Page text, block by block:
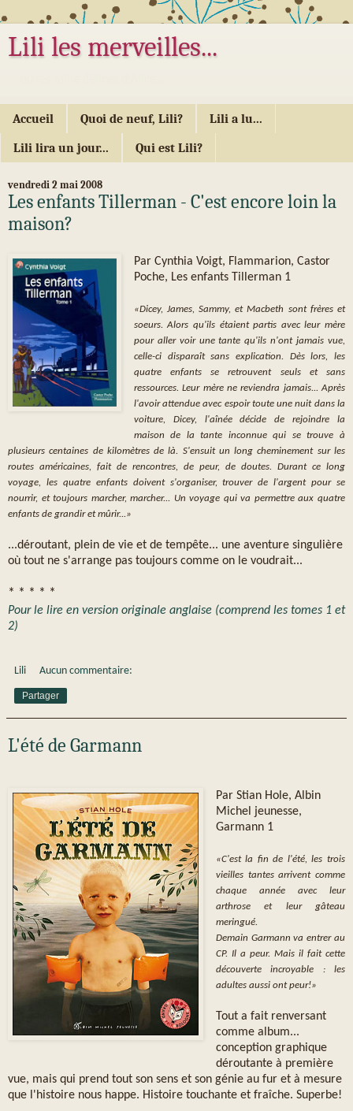
Lili les merveilles...
Accueil Quoi de neuf, Lili? Lili a lu...
Lili lira un jour... Qui est Lili?
vendredi 2 mai 2008
Les enfants Tillerman - C'est encore loin la
maison?
Par Cynthia Voigt, Flammarion, Castor
Poche, Les enfants Tillerman 1
«Dicey, James, Sammy, et Macbeth sont frères et
soeurs. Alors qu'ils étaient partis avec leur mère
pour aller voir une tante qu'ils n'ont jamais vue,
celle-ci disparaît sans explication. Dès lors, les
quatre enfants se retrouvent seuls et sans
ressources. Leur mère ne reviendra jamais... Après
l'avoir attendue avec espoir toute une nuit dans la
voiture, Dicey, l'aînée décide de rejoindre la
maison de la tante inconnue qui se trouve à
plusieurs centaines de kilomètres de là. S'ensuit un long cheminement sur les
routes américaines, fait de rencontres, de peur, de doutes. Durant ce long
voyage, les quatre enfants doivent s'organiser, trouver de l'argent pour se
nourrir, et toujours marcher, marcher... Un voyage qui va permettre aux quatre
enfants de grandir et mûrir...»
...déroutant, plein de vie et de tempête... une aventure singulière
où tout ne s'arrange pas toujours comme on le voudrait...
* * * * *
Pour le lire en version originale anglaise (comprend les tomes 1 et
2)
Lili Aucun commentaire:
Partager
L'été de Garmann
Par Stian Hole, Albin
Michel jeunesse,
Garmann 1
«C'est la fin de l'été, les trois
vieilles tantes arrivent comme
chaque année avec leur
arthrose et leur gâteau
meringué.
Demain Garmann va entrer au
CP. Il a peur. Mais il fait cette
découverte incroyable : les
adultes aussi ont peur!»
Tout a fait renversant
comme album...
conception graphique
déroutante à première
vue, mais qui prend tout son sens et son génie au fur et à mesure
que l'histoire nous happe. Histoire touchante et fraîche. Superbe!